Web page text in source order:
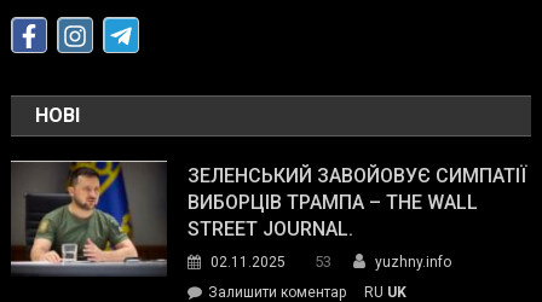
НОВІ
ЗЕЛЕНСЬКИЙ ЗАВОЙОВУЄ СИМПАТІЇ
ВИБОРЦІВ ТРАМПА – THE WALL
STREET JOURNAL.
02.11.2025 53
yuzhny.info
Залишити коментарon
RU UK